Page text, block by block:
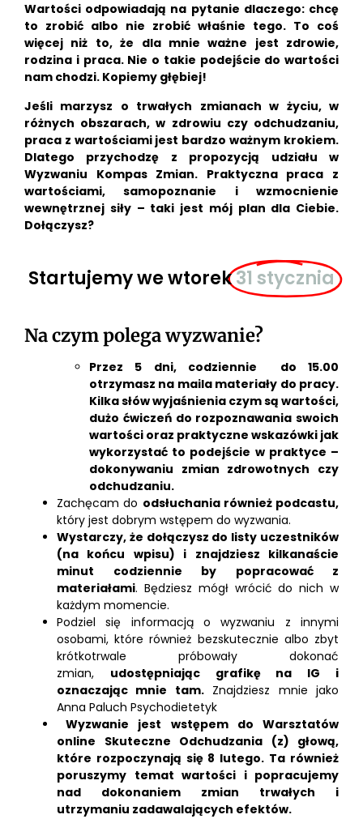
Wartości odpowiadają na pytanie dlaczego: chcę
to zrobić albo nie zrobić właśnie tego. To coś
więcej niż to, że dla mnie ważne jest zdrowie,
rodzina i praca. Nie o takie podejście do wartości
nam chodzi. Kopiemy głębiej!
Jeśli marzysz o trwałych zmianach w życiu, w
różnych obszarach, w zdrowiu czy odchudzaniu,
praca z wartościami jest bardzo ważnym krokiem.
Dlatego przychodzę z propozycją udziału w
Wyzwaniu Kompas Zmian. Praktyczna praca z
wartościami, samopoznanie i wzmocnienie
wewnętrznej siły – taki jest mój plan dla Ciebie.
Dołączysz?
Startujemy we wtorek31 stycznia
Na czym polega wyzwanie?
Przez 5 dni, codziennie do 15.00
otrzymasz na maila materiały do pracy.
Kilka słów wyjaśnienia czym są wartości,
dużo ćwiczeń do rozpoznawania swoich
wartości oraz praktyczne wskazówki jak
wykorzystać to podejście w praktyce –
dokonywaniu zmian zdrowotnych czy
odchudzaniu.
Zachęcam do odsłuchaniarównież podcastu,
który jest dobrym wstępem do wyzwania.
Wystarczy, że dołączysz do listy uczestników
(na końcu wpisu) i znajdziesz kilkanaście
minut codziennie by popracować z
materiałami. Będziesz mógł wrócić do nich w
każdym momencie.
Podziel się informacją o wyzwaniu z innymi
osobami, które również bezskutecznie albo zbyt
krótkotrwale próbowały dokonać
zmian, udostępniając grafikę na IG i
oznaczając mnie tam.Znajdziesz mnie jako
Anna Paluch Psychodietetyk
Wyzwanie jest wstępem do Warsztatów
online Skuteczne Odchudzania (z) głową,
które rozpoczynają się 8 lutego. Ta również
poruszymy temat wartości i popracujemy
nad dokonaniem zmian trwałych i
utrzymaniu zadawalających efektów.